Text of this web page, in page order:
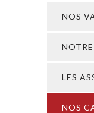
NOS
LES
NOS